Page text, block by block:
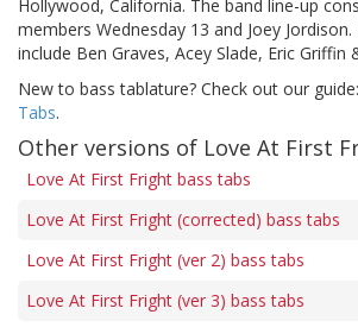
Hollywood, California. The band line-up
members Wednesday 13 and Joey
include Ben Graves, Acey Slade, Eric Griffin
New to bass tablature? Check out our guide:
Tabs.
Other versions of Love At First
Love At First Fright bass tabs
Love At First Fright (corrected) bass tabs
Love At First Fright (ver 2) bass tabs
Love At First Fright (ver 3) bass tabs